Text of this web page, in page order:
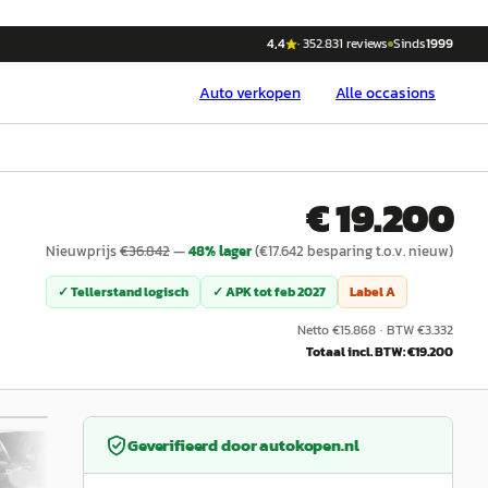
4,4 ·352.831 reviews Sinds1999
Autoverkopen Alle occasions
€ 19.200
Nieuwprijs€36.842—48% lager(€17.642 besparing t.o.v. nieuw)
✓ Tellerstand logisch ✓ APK totfeb 2027 LabelA
Netto €15.868 · BTW €3.332
Totaal incl. BTW: €19.200
/38
Geverifieerd doorautokopen.nl